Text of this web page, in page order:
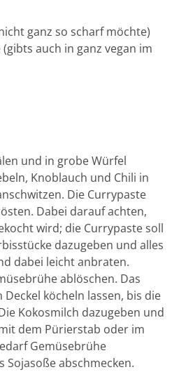
ganz so scharf möchte)
auch in ganz vegan im
und in grobe Würfel
Knoblauch und Chili in
Die Currypaste
Dabei darauf achten,
wird; die Currypaste soll
dazugeben und alles
dabei leicht anbraten.
ablöschen. Das
Deckel köcheln lassen, bis die
Kokosmilch dazugeben und
dem Pürierstab oder im
Gemüsebrühe
Sojasoße abschmecken.